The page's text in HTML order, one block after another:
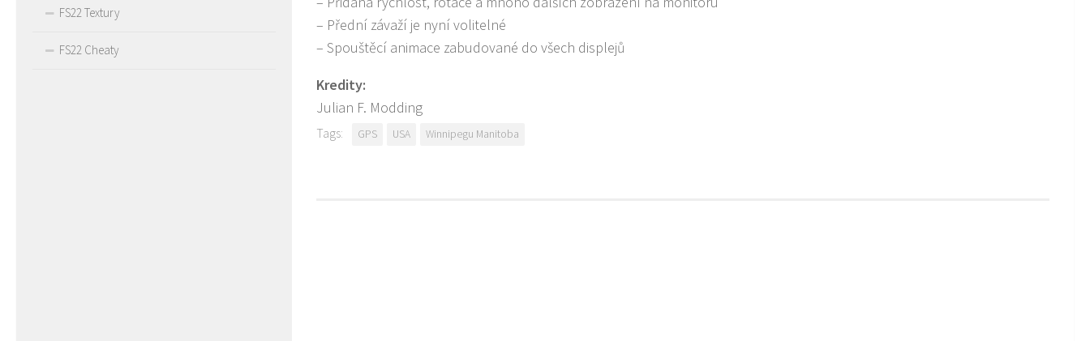
– Přední závaží je nyní volitelné
– Spouštěcí animace zabudované do všech displejů
Kredity:
Julian F. Modding
Tags: GPS USA Winnipegu Manitoba
FS22 Textury
FS22 Cheaty